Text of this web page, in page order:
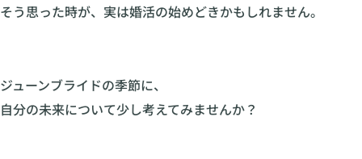
そう思った時が、実は婚活の始めどきかもしれません。
ジューンブライドの季節に、
自分の未来について少し考えてみませんか？